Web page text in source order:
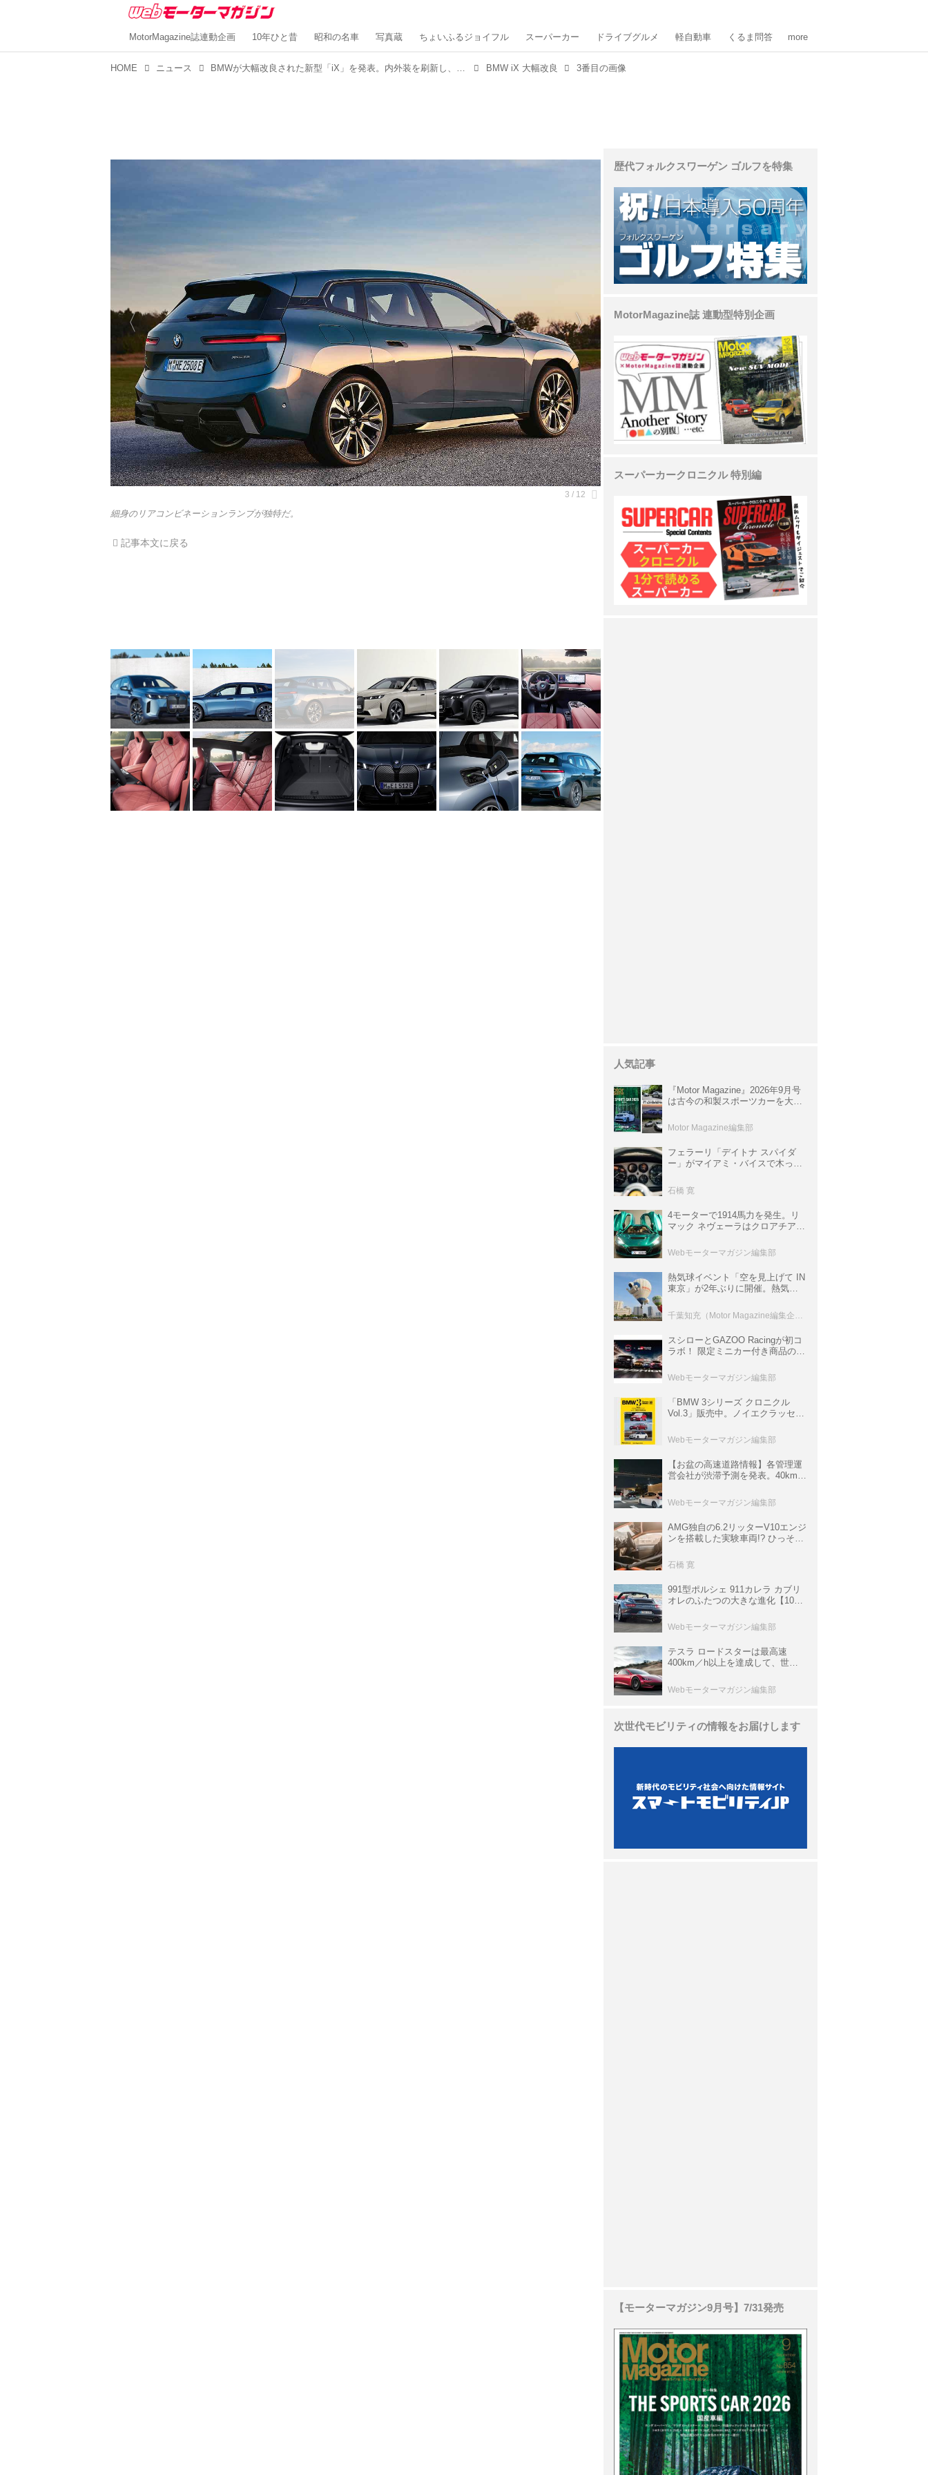
MotorMagazine誌連動企画 10年ひと昔 昭和の名車 写真蔵 ちょいふるジョイフル スーパーカー ドライブグルメ 軽自動車 くるま問答 more
HOME ニュース BMWが大幅改良された新型「iX」を発表。内外装を刷新し、パフォーマンスを向上 BMW iX 大幅改良 3番目の画像
細身のリアコンビネーションランプが独特だ。
記事本文に戻る
歴代フォルクスワーゲン ゴルフを特集
MotorMagazine誌 連動型特別企画
スーパーカークロニクル 特別編
人気記事
『Motor Magazine』2026年9月号
は古今の和製スポーツカーを大特
情報も満載
Motor Magazine編集部
フェラーリ「デイトナ スパイダ
ー」がマイアミ・バイスで木っ端
サ」に化けた理由
石橋 寛
4モーターで1914馬力を発生。リ
マック ネヴェーラはクロアチア発
ロニクル・完全版／115】
Webモーターマガジン編集部
熱気球イベント「空を見上げて IN
東京」が2年ぶりに開催。熱気球
室などのコンテンツも
スシローとGAZOO Racingが初コ
ラボ！ 限定ミニカー付き商品の
ト体験があたる抽選企画などを展
開
Webモーターマガジン編集部
「BMW 3シリーズ クロニクル
Vol.3」販売中。ノイエクラッセか
ムック
Webモーターマガジン編集部
【お盆の高速道路情報】各管理運
営会社が渋滞予測を発表。40km以
数ある
Webモーターマガジン編集部
AMG独自の6.2リッターV10エンジ
ンを搭載した実験車両!? ひっそり
P900 プロトタイプ」とは
石橋 寛
991型ポルシェ 911カレラ カブリ
オレのふたつの大きな進化【10年
Webモーターマガジン編集部
テスラ ロードスターは最高速
400km／h以上を達成して、世界
ーカークロニクル・完全版／
113】
Webモーターマガジン編集部
次世代モビリティの情報をお届けします
【モーターマガジン9月号】7/31発売